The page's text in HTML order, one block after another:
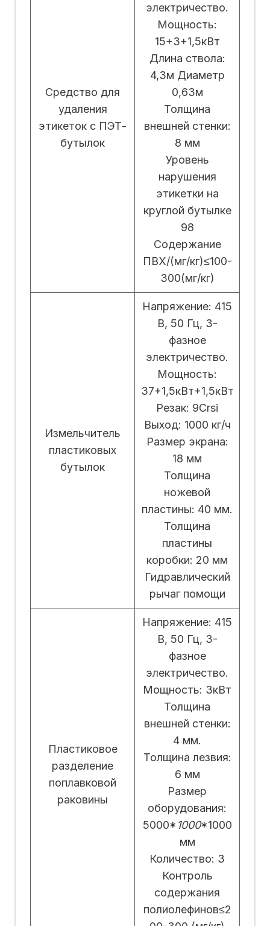
Средство для
удаления
этикеток с ПЭТ-
бутылок
электричество.
Мощность:
15+3+1,5кВт
Длина ствола:
4,3м Диаметр
0,63м
Толщина
внешней стенки:
8 мм
Уровень
нарушения
этикетки на
круглой бутылке
98
Содержание
ПВХ/(мг/кг)≤100-
300(мг/кг)
Измельчитель
пластиковых
бутылок
Напряжение: 415
В, 50 Гц, 3-
фазное
электричество.
Мощность:
37+1,5кВт+1,5кВт
Резак: 9Crsi
Выход: 1000 кг/ч
Размер экрана:
18 мм
Толщина
ножевой
пластины: 40 мм.
Толщина
пластины
коробки: 20 мм
Гидравлический
рычаг помощи
Пластиковое
разделение
поплавковой
раковины
Напряжение: 415
В, 50 Гц, 3-
фазное
электричество.
Мощность: 3кВт
Толщина
внешней стенки:
4 мм.
Толщина лезвия:
6 мм
Размер
оборудования:
5000* 1000*1000
мм
Количество: 3
Контроль
содержания
полиолефинов≤2